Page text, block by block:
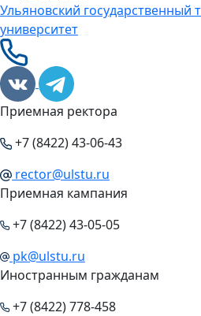
Ульяновский государственный
университет
Приемная ректора
+7 (8422) 43-06-43
rector@ulstu.ru
Приемная кампания
+7 (8422) 43-05-05
pk@ulstu.ru
Иностранным гражданам
+7 (8422) 778-458